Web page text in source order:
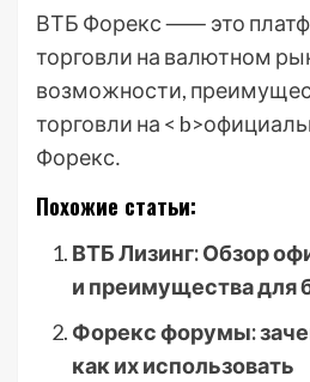
ВТБ Форекс ⸺ это
торговли на валютном
возможности,
торговли на <
Форекс․
Похожие статьи:
ВТБ Лизинг: Обзор
и преимущества для
Форекс форумы:
как их использовать